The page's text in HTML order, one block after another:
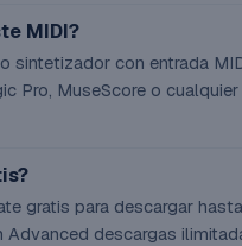
MIDI?
sintetizador con entrada
Pro, MuseScore o
gratis para descargar
descargas